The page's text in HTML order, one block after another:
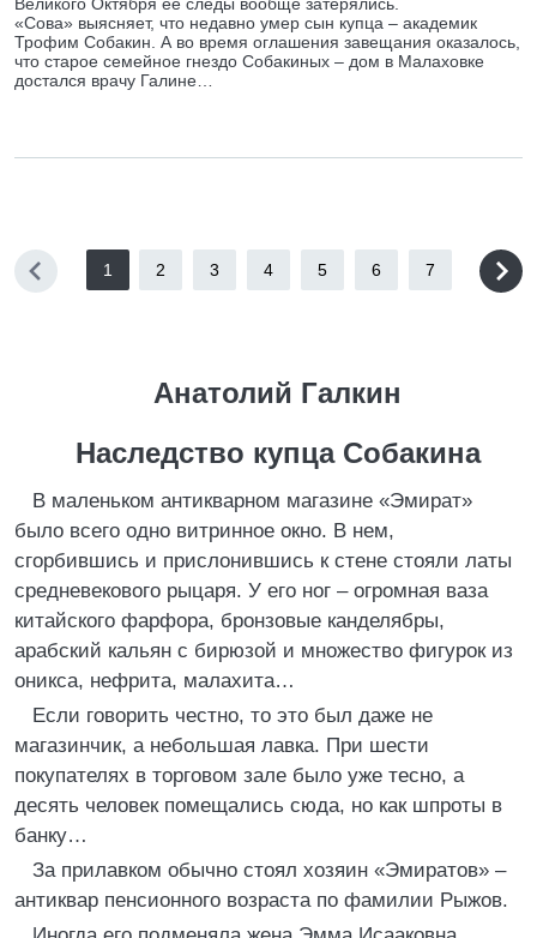
«Сова» выясняет, что недавно умер сын купца – академик
Трофим Собакин. А во время оглашения завещания оказалось,
что старое семейное гнездо Собакиных – дом в Малаховке
достался врачу Галине…
1 2 3 4 5 6 7
Анатолий Галкин
Наследство купца Собакина
В маленьком антикварном магазине «Эмират»
было всего одно витринное окно. В нем,
сгорбившись и прислонившись к стене стояли латы
средневекового рыцаря. У его ног – огромная ваза
китайского фарфора, бронзовые канделябры,
арабский кальян с бирюзой и множество фигурок из
оникса, нефрита, малахита…
Если говорить честно, то это был даже не
магазинчик, а небольшая лавка. При шести
покупателях в торговом зале было уже тесно, а
десять человек помещались сюда, но как шпроты в
банку…
За прилавком обычно стоял хозяин «Эмиратов» –
антиквар пенсионного возраста по фамилии Рыжов.